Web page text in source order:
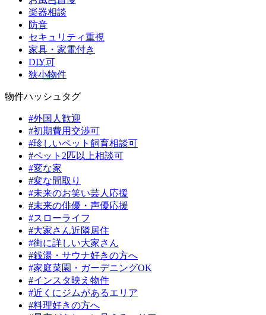
楽器相談
防音
セキュリティ重視
家具・家電付き
DIY可
狭小物件
物件ハッシュタグ
#外国人歓迎
#初期費用交渉可
#珍しいペット飼育相談可
#ペット2匹以上相談可
#変な家
#変な間取り
#未来のお笑い芸人応援
#未来の俳優・声優応援
#スローライフ
#大家さん近隣居住
#街に詳しい大家さん
#銭湯・サウナ好きの方へ
#家庭菜園・ガーデニングOK
#インスタ映え物件
#近くにジムがあるエリア
#料理好きの方へ